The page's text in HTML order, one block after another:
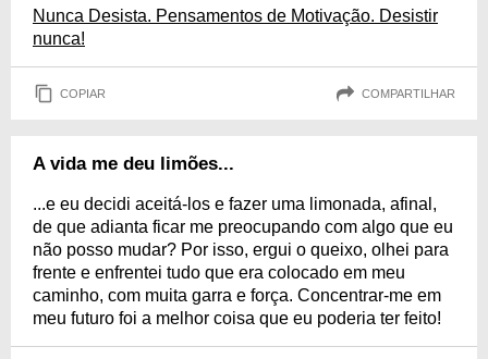
Nunca Desista. Pensamentos de Motivação. Desistir
nunca!
COPIAR COMPARTILHAR
A vida me deu limões...
...e eu decidi aceitá-los e fazer uma limonada, afinal,
de que adianta ficar me preocupando com algo que eu
não posso mudar? Por isso, ergui o queixo, olhei para
frente e enfrentei tudo que era colocado em meu
caminho, com muita garra e força. Concentrar-me em
meu futuro foi a melhor coisa que eu poderia ter feito!